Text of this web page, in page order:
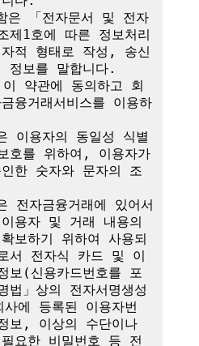
「전자문서 및 전자
제1호에 따른 정보처리
적 형태로 작성, 송신
정보를 말합니다.
약관에 동의하고 회
융거래서비스를 이용하
이용자의 동일성 식별
호를 위하여, 이용자가
한 숫자와 문자의 조
자금융거래에 있어서
용자 및 거래 내용의
보하기 위하여 사용되
서 전자식 카드 및 이
보(신용카드번호를 포
」상의 전자서명생성
에 등록된 이용자번
보, 이상의 수단이나
요한 비밀번호 등 전